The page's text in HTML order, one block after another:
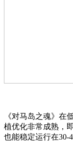
《对马岛之魂》在
植优化非常成熟，
也能稳定运行在30-